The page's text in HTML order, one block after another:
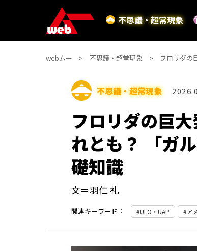
不思議・超常現象
webムー 不思議・超常現象 フロリダの
不思議・超常現象
フロリダの巨
れとも？ 「ガ
礎知識
文＝羽仁 礼
関連キーワード： UFO・UAP ア